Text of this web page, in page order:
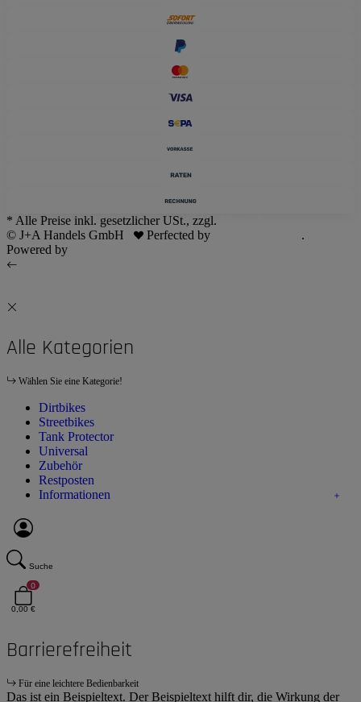
* Alle Preise inkl. gesetzlicher USt., zzgl.
© J+A Handels GmbH
Perfected by
.
Powered by
Alle Kategorien
Wählen Sie eine Kategorie!
Dirtbikes
Streetbikes
Tank Protector
Universal
Zubehör
Restposten
Informationen
Suche
0
0,00 €
Barrierefreiheit
Für eine leichtere Bedienbarkeit
Das ist ein Beispieltext. Der Beispieltext hilft dir, die Wirkung der